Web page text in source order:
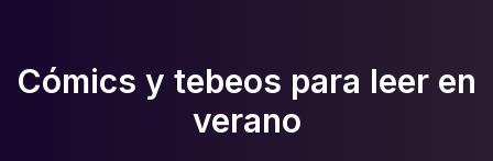
Cómics y tebeos para leer en
verano